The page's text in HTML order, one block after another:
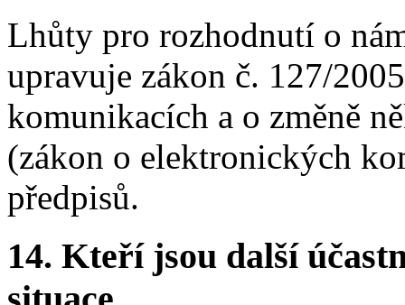
Lhůty pro rozhodnutí o
upravuje zákon č. 127/
komunikacích a o změně
(zákon o elektronických
předpisů.
14. Kteří jsou další